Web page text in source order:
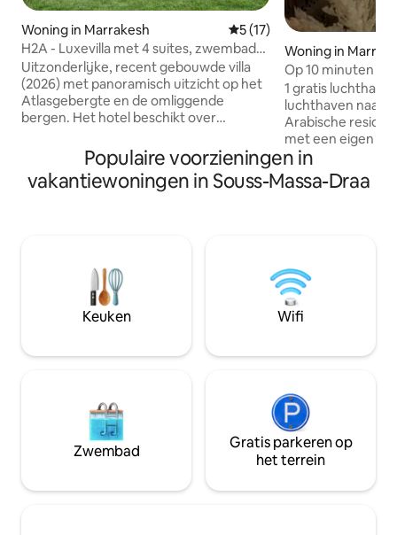
Woning in Marrakesh Gemiddelde beoordeling
5 (17)
H2A - Luxevilla met 4 suites, zwembad
en bioscoopzaal
Uitzonderlijke, recent gebouwde villa
(2026) met panoramisch uitzicht op het
Atlasgebergte en de omliggende
bergen. Het hotel beschikt over
en kingsize bedden (180 × 200). Lichte
dubbele woonkamer, eigen filmkamer
en grote, goed uitgeruste keuken.
met familie of vrienden te genieten van
een luxueus verblijf in volledige rust, in
een stille en verfijnde omgeving.
Woning in
Op 10 minuten
Privézwembad
1 gratis
luchthaven naar de riad.
Arabische
met een eigen
het hart van
Bahia-paleis en
bruisende Piazza
compleet met
keuken, 1
Ontbijt dagelijkse
inbegrepen
Populaire voorzieningen in
vakantiewoningen in Souss-Massa-Draa
Keuken Wifi
Zwembad
Gratis parkeren op
het terrein